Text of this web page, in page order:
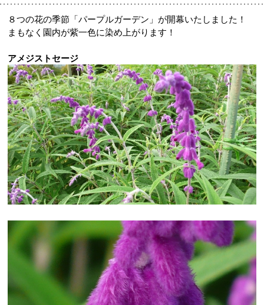
８つの花の季節「パープルガーデン」が開幕いたしました！
まもなく園内が紫一色に染め上がります！
アメジストセージ